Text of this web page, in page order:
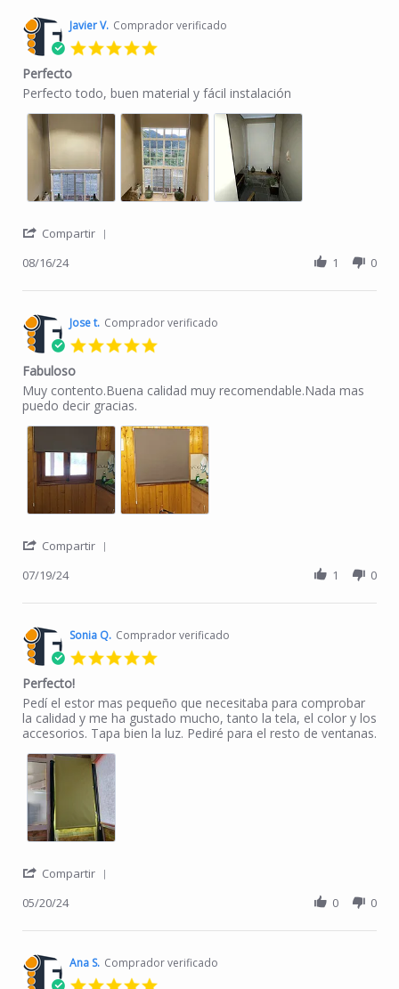
Javier V. Comprador verificado
Perfecto
Review by Javier V. on 16 Aug 2024
review stating Perfecto
Perfecto todo, buen material y fácil instalación
Compartir
08/16/24 1 0
Jose t. Comprador verificado
Fabuloso
Review by Jose t. on 19 Jul 2024
review stating Fabuloso
Muy contento.Buena calidad muy recomendable.Nada mas
puedo decir gracias.
Compartir
07/19/24 1 0
Sonia Q. Comprador verificado
Perfecto!
Review by Sonia Q. on 20 May 2024
review stating Perfecto!
Pedí el estor mas pequeño que necesitaba para comprobar
la calidad y me ha gustado mucho, tanto la tela, el color y los
accesorios. Tapa bien la luz. Pediré para el resto de ventanas.
Compartir
05/20/24 0 0
Ana S. Comprador verificado